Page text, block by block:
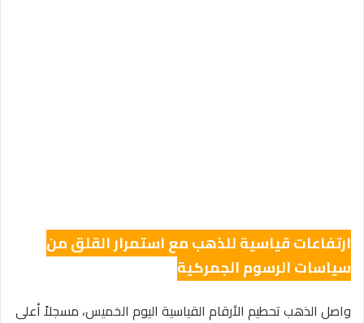
ارتفاعات قياسية للذهب مع استمرار القلق من
سياسات الرسوم الجمركية
واصل الذهب تحطيم الأرقام القياسية اليوم الخميس، مسجلاً أعلى